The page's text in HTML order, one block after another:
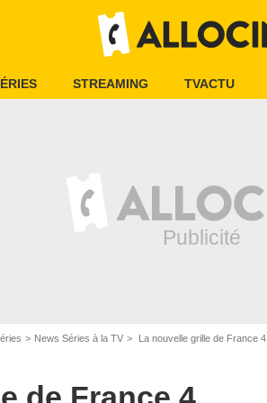
STREAMING TVACTU
News Séries à la TV La nouvelle grille de France 4